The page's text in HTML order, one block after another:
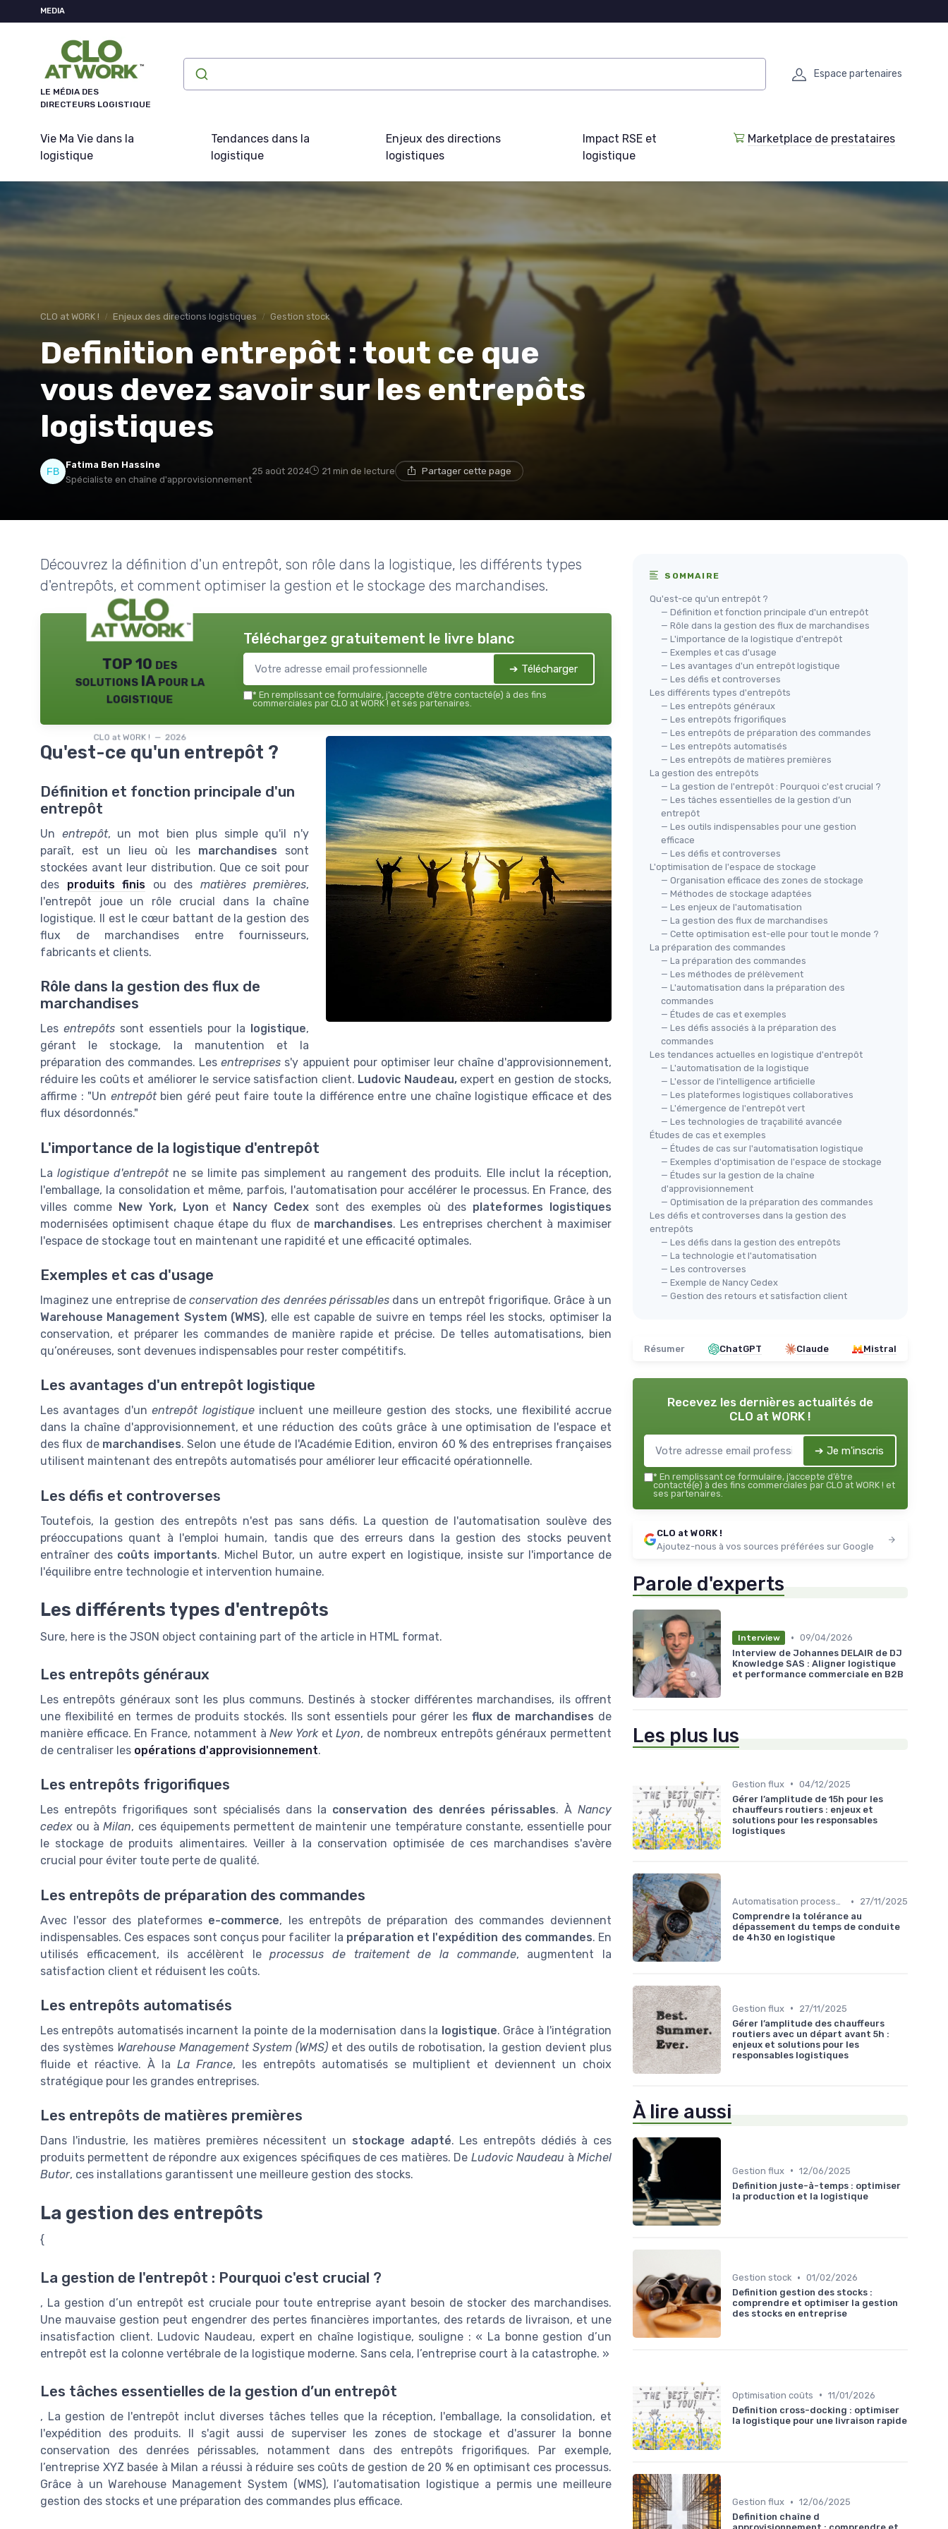
MEDIA
LE MÉDIA DES
DIRECTEURS LOGISTIQUE
Espace partenaires
Vie Ma Vie dans la
logistique
Tendances dans la
logistique
Enjeux des directions
logistiques
Impact RSE et
logistique
Marketplace de prestataires
CLO at WORK ! Enjeux des directions logistiques Gestion stock
Definition entrepôt : tout ce que
vous devez savoir sur les entrepôts
logistiques
Fatima Ben Hassine
Spécialiste en chaîne d'approvisionnement
25 août 2024 21 min de lecture Partager cette page
Découvrez la définition d'un entrepôt, son rôle dans la logistique, les différents types
d'entrepôts, et comment optimiser la gestion et le stockage des marchandises.
TOP 10 des
solutions IA pour la
logistique
CLO at WORK ! — 2026
Téléchargez gratuitement le livre blanc
➔ Télécharger
* En remplissant ce formulaire, j’accepte d’être contacté(e) à des fins
commerciales par CLO at WORK ! et ses partenaires.
Qu'est-ce qu'un entrepôt ?
Définition et fonction principale d'un
entrepôt
Un entrepôt, un mot bien plus simple qu'il n'y
paraît, est un lieu où les marchandises sont
stockées avant leur distribution. Que ce soit pour
des produits finis ou des matières premières,
l'entrepôt joue un rôle crucial dans la chaîne
logistique. Il est le cœur battant de la gestion des
flux de marchandises entre fournisseurs,
fabricants et clients.
Rôle dans la gestion des flux de
marchandises
Les entrepôts sont essentiels pour la logistique,
gérant le stockage, la manutention et la
préparation des commandes. Lesentreprises s'y appuient pour optimiser leur chaîne d'approvisionnement,
réduire les coûts et améliorer le service satisfaction client. Ludovic Naudeau,expert en gestion de stocks,
affirme : "Un entrepôtbien géré peut faire toute la différence entre une chaîne logistique efficace et des
flux désordonnés."
L'importance de la logistique d'entrepôt
Lalogistique d'entrepôtne se limite pas simplement au rangement des produits. Elle inclut la réception,
l'emballage, la consolidation et même, parfois, l'automatisation pour accélérer le processus. En France, des
villes comme New York, Lyon et Nancy Cedex sont des exemples où des plateformes logistiques
modernisées optimisent chaque étape du flux de marchandises. Les entreprises cherchent à maximiser
l'espace de stockage tout en maintenant une rapidité et une efficacité optimales.
Exemples et cas d'usage
Imaginez une entreprise deconservation des denrées périssables dans un entrepôt frigorifique. Grâce à un
Warehouse Management System (WMS), elle est capable de suivre en temps réel les stocks, optimiser la
conservation, et préparer les commandes de manière rapide et précise. De telles automatisations, bien
qu’onéreuses, sont devenues indispensables pour rester compétitifs.
Les avantages d'un entrepôt logistique
Les avantages d'unentrepôt logistiqueincluent une meilleure gestion des stocks, une flexibilité accrue
dans la chaîne d'approvisionnement, et une réduction des coûts grâce à une optimisation de l'espace et
des flux de marchandises. Selon une étude de l'Académie Edition, environ 60 % des entreprises françaises
utilisent maintenant des entrepôts automatisés pour améliorer leur efficacité opérationnelle.
Les défis et controverses
Toutefois, la gestion des entrepôts n'est pas sans défis. La question de l'automatisation soulève des
préoccupations quant à l'emploi humain, tandis que des erreurs dans la gestion des stocks peuvent
entraîner des coûts importants. Michel Butor, un autre expert en logistique, insiste sur l'importance de
l'équilibre entre technologie et intervention humaine.
Les différents types d'entrepôts
Sure, here is the JSON object containing part of the article in HTML format.
Les entrepôts généraux
Les entrepôts généraux sont les plus communs. Destinés à stocker différentes marchandises, ils offrent
une flexibilité en termes de produits stockés. Ils sont essentiels pour gérer lesflux de marchandises de
manière efficace. En France, notamment àNew YorketLyon, de nombreux entrepôts généraux permettent
de centraliser les opérations d'approvisionnement.
Les entrepôts frigorifiques
Les entrepôts frigorifiques sont spécialisés dans la conservation des denrées périssables. À Nancy
cedex ou àMilan, ces équipements permettent de maintenir une température constante, essentielle pour
le stockage de produits alimentaires. Veiller à la conservation optimisée de ces marchandises s'avère
crucial pour éviter toute perte de qualité.
Les entrepôts de préparation des commandes
Avec l'essor des plateformes e-commerce, les entrepôts de préparation des commandes deviennent
indispensables. Ces espaces sont conçus pour faciliter la préparation et l'expédition des commandes. En
utilisés efficacement, ils accélèrent leprocessus de traitement de la commande, augmentent la
satisfaction client et réduisent les coûts.
Les entrepôts automatisés
Les entrepôts automatisés incarnent la pointe de la modernisation dans la logistique. Grâce à l'intégration
des systèmes Warehouse Management System (WMS)et des outils de robotisation, la gestion devient plus
fluide et réactive. À la La France, les entrepôts automatisés se multiplient et deviennent un choix
stratégique pour les grandes entreprises.
Les entrepôts de matières premières
Dans l'industrie, les matières premières nécessitent un stockage adapté. Les entrepôts dédiés à ces
produits permettent de répondre aux exigences spécifiques de ces matières. De Ludovic Naudeau àMichel
Butor, ces installations garantissent une meilleure gestion des stocks.
La gestion des entrepôts
{
La gestion de l'entrepôt : Pourquoi c'est crucial ?
, La gestion d’un entrepôt est cruciale pour toute entreprise ayant besoin de stocker des marchandises.
Une mauvaise gestion peut engendrer des pertes financières importantes, des retards de livraison, et une
insatisfaction client. Ludovic Naudeau, expert en chaîne logistique, souligne : « La bonne gestion d’un
entrepôt est la colonne vertébrale de la logistique moderne. Sans cela, l’entreprise court à la catastrophe. »
Les tâches essentielles de la gestion d’un entrepôt
, La gestion de l'entrepôt inclut diverses tâches telles que la réception, l'emballage, la consolidation, et
l'expédition des produits. Il s'agit aussi de superviser les zones de stockage et d'assurer la bonne
conservation des denrées périssables, notamment dans des entrepôts frigorifiques. Par exemple,
l’entreprise XYZ basée à Milan a réussi à réduire ses coûts de gestion de 20 % en optimisant ces processus.
Grâce à un Warehouse Management System (WMS), l’automatisation logistique a permis une meilleure
gestion des stocks et une préparation des commandes plus efficace.
SOMMAIRE
Qu'est-ce qu'un entrepôt ?
— Définition et fonction principale d'un entrepôt
— Rôle dans la gestion des flux de marchandises
— L'importance de la logistique d'entrepôt
— Exemples et cas d'usage
— Les avantages d'un entrepôt logistique
— Les défis et controverses
Les différents types d'entrepôts
— Les entrepôts généraux
— Les entrepôts frigorifiques
— Les entrepôts de préparation des commandes
— Les entrepôts automatisés
— Les entrepôts de matières premières
La gestion des entrepôts
— La gestion de l'entrepôt : Pourquoi c'est crucial ?
— Les tâches essentielles de la gestion d’un
entrepôt
— Les outils indispensables pour une gestion
efficace
— Les défis et controverses
L'optimisation de l'espace de stockage
— Organisation efficace des zones de stockage
— Méthodes de stockage adaptées
— Les enjeux de l'automatisation
— La gestion des flux de marchandises
— Cette optimisation est-elle pour tout le monde ?
La préparation des commandes
— La préparation des commandes
— Les méthodes de prélèvement
— L'automatisation dans la préparation des
commandes
— Études de cas et exemples
— Les défis associés à la préparation des
commandes
Les tendances actuelles en logistique d'entrepôt
— L'automatisation de la logistique
— L'essor de l'intelligence artificielle
— Les plateformes logistiques collaboratives
— L'émergence de l'entrepôt vert
— Les technologies de traçabilité avancée
Études de cas et exemples
— Études de cas sur l'automatisation logistique
— Exemples d'optimisation de l'espace de stockage
— Études sur la gestion de la chaîne
d'approvisionnement
— Optimisation de la préparation des commandes
Les défis et controverses dans la gestion des
entrepôts
— Les défis dans la gestion des entrepôts
— La technologie et l'automatisation
— Les controverses
— Exemple de Nancy Cedex
— Gestion des retours et satisfaction client
Résumer ChatGPT Claude Mistral
Recevez les dernières actualités de
CLO at WORK !
➔ Je m'inscris
* En remplissant ce formulaire, j’accepte d’être
contacté(e) à des fins commerciales par CLO at WORK ! et
ses partenaires.
CLO at WORK !
Ajoutez-nous à vos sources préférées sur Google
Parole d'experts
Interview • 09/04/2026
Interview de Johannes DELAIR de DJ
Knowledge SAS : Aligner logistique
et performance commerciale en B2B
Les plus lus
Gestion flux • 04/12/2025
Gérer l’amplitude de 15h pour les
chauffeurs routiers : enjeux et
solutions pour les responsables
logistiques
Automatisation processus •
27/11/2025
Comprendre la tolérance au
dépassement du temps de conduite
de 4h30 en logistique
Gestion flux •
27/11/2025
Gérer l’amplitude des chauffeurs
routiers avec un départ avant 5h :
enjeux et solutions pour les
responsables logistiques
À lire aussi
Gestion flux • 12/06/2025
Definition juste-à-temps : optimiser
la production et la logistique
Gestion stock • 01/02/2026
Definition gestion des stocks :
comprendre et optimiser la gestion
des stocks en entreprise
Optimisation coûts • 11/01/2026
Definition cross-docking : optimiser
la logistique pour une livraison rapide
Gestion flux • 12/06/2025
Definition chaîne d
Panneau de gestion des cookies